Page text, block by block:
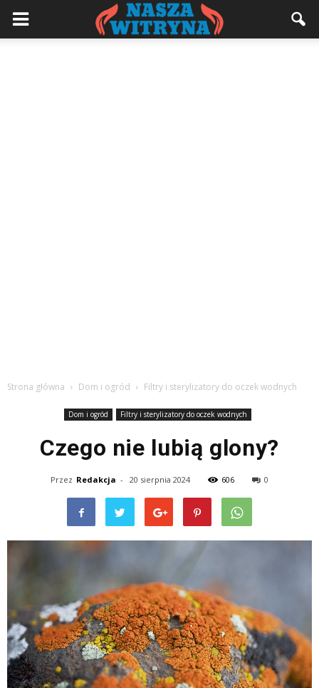
Strona główna Dom i ogród Filtry i sterylizatory do oczek wodnych
Dom i ogród Filtry i sterylizatory do oczek wodnych
Czego nie lubią glony?
Przez Redakcja - 20 sierpnia 2024 606 0